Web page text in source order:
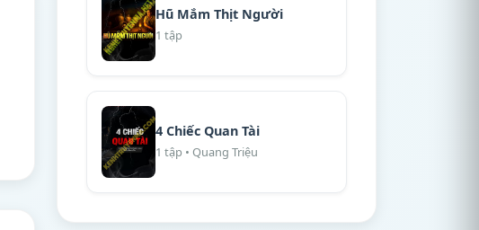
Hũ Mắm Thịt Người
1 tập
4 Chiếc Quan Tài
1 tập • Quang Triệu